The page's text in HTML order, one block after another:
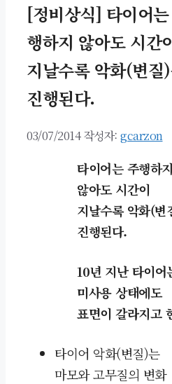
[정비상식] 타이어
행하지 않아도 시간
지날수록 악화(변질
진행된다.
03/07/2014 작성자: gcarzon
타이어는 주행하지
않아도 시간이
지날수록 악화(변
진행된다.
10년 지난 타이어
미사용 상태에도
표면이 갈라지고
타이어 악화(변질)는
마모와 고무질의 변화